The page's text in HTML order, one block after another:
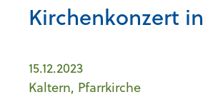
Kirchenkonzert
15.12.2023
Kaltern, Pfarrkirche